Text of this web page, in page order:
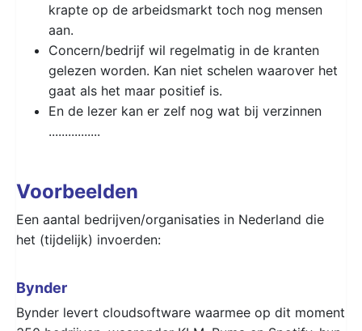
krapte op de arbeidsmarkt toch nog mensen
aan.
Concern/bedrijf wil regelmatig in de kranten
gelezen worden. Kan niet schelen waarover het
gaat als het maar positief is.
En de lezer kan er zelf nog wat bij verzinnen
................
Voorbeelden
Een aantal bedrijven/organisaties in Nederland die
het (tijdelijk) invoerden:
Bynder
Bynder levert cloudsoftware waarmee op dit moment